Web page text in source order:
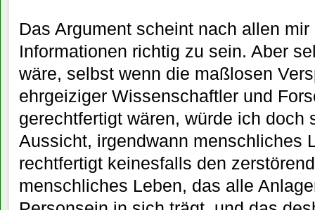
Das Argument scheint nach allen
Informationen richtig zu sein. Aber
wäre, selbst wenn die maßlosen
ehrgeiziger Wissenschaftler und
gerechtfertigt wären, würde ich doch
Aussicht, irgendwann menschliches
rechtfertigt keinesfalls den
menschliches Leben, das alle